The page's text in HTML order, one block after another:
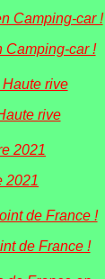
Camping-car !
rive
2021
de France !